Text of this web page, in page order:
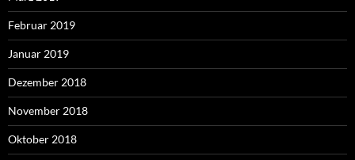
Februar 2019
Januar 2019
Dezember 2018
November 2018
Oktober 2018